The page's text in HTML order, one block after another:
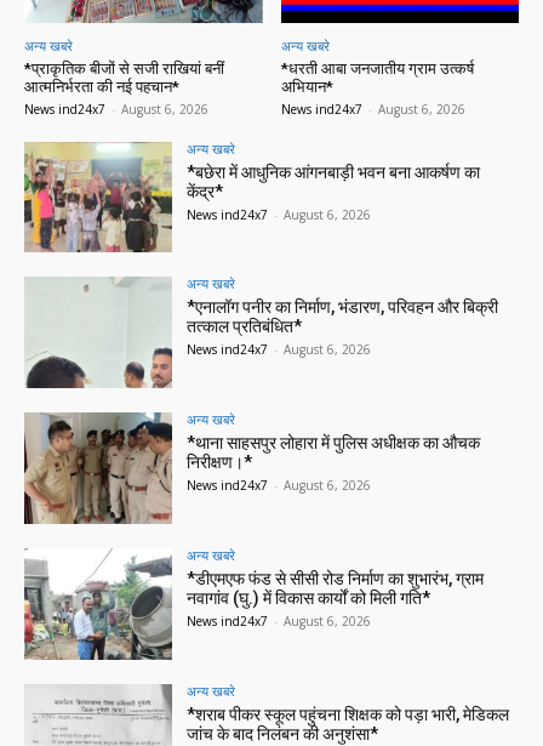
अन्य खबरे
*प्राकृतिक बीजों से सजी राखियां बनीं
आत्मनिर्भरता की नई पहचान*
News ind24x7 - August 6, 2026
अन्य खबरे
*धरती आबा जनजातीय ग्राम उत्कर्ष
अभियान*
News ind24x7 - August 6, 2026
अन्य खबरे
*बछेरा में आधुनिक आंगनबाड़ी भवन बना आकर्षण का
केंद्र*
News ind24x7 - August 6, 2026
अन्य खबरे
*एनालॉग पनीर का निर्माण, भंडारण, परिवहन और बिक्री
तत्काल प्रतिबंधित*
News ind24x7 - August 6, 2026
अन्य खबरे
*थाना साहसपुर लोहारा में पुलिस अधीक्षक का औचक
निरीक्षण।*
News ind24x7 - August 6, 2026
अन्य खबरे
*डीएमएफ फंड से सीसी रोड निर्माण का शुभारंभ, ग्राम
नवागांव (घु.) में विकास कार्यों को मिली गति*
News ind24x7 - August 6, 2026
अन्य खबरे
*शराब पीकर स्कूल पहुंचना शिक्षक को पड़ा भारी, मेडिकल
जांच के बाद निलंबन की अनुशंसा*